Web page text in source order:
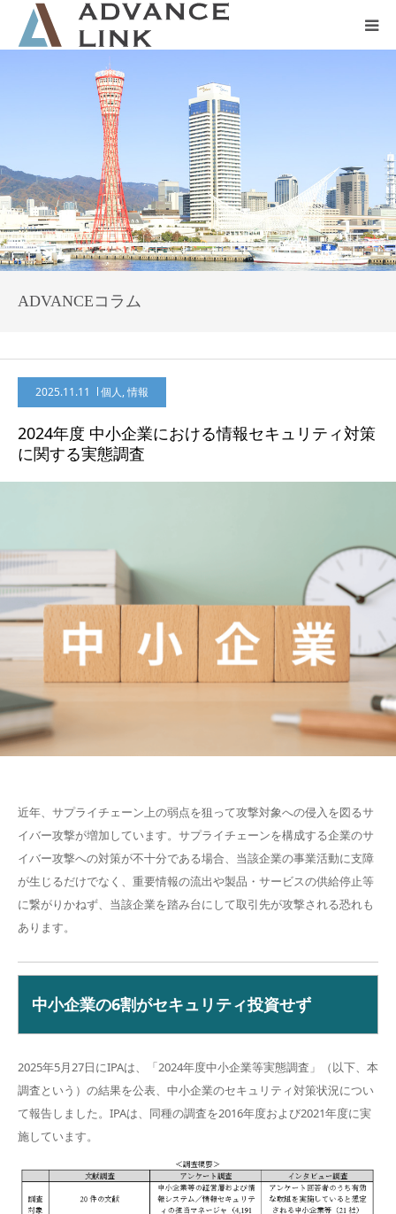
ADVANCEコラム
2025.11.11 個人,情報
2024年度 中小企業における情報セキュリティ対策
に関する実態調査
近年、サプライチェーン上の弱点を狙って攻撃対象への侵入を図るサ
イバー攻撃が増加しています。サプライチェーンを構成する企業のサ
イバー攻撃への対策が不十分である場合、当該企業の事業活動に支障
が生じるだけでなく、重要情報の流出や製品・サービスの供給停止等
に繋がりかねず、当該企業を踏み台にして取引先が攻撃される恐れも
あります。
中小企業の6割がセキュリティ投資せず
2025年5月27日にIPAは、「2024年度中小企業等実態調査」（以下、本
調査という）の結果を公表、中小企業のセキュリティ対策状況につい
て報告しました。IPAは、同種の調査を2016年度および2021年度に実
施しています。
会社概要
ネット保険
事業保険